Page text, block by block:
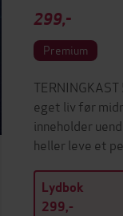
299,-
Premium
eget liv før
inneholder
heller leve et
Lydbok
299,-